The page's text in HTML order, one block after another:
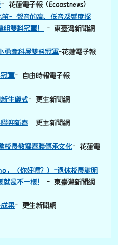
–花蓮電子報 (Ecoastnews)
–聲音的高、低音及響度探
雙料冠軍！
–東臺灣新聞網
勇奪科展雙料冠軍-花蓮電子報
軍–自由時報電子報
生儀式–更生新聞網
迎新春–更生新聞網
校長教寫春聯傳承文化–花蓮電
」（你好嗎？）-退休校長謝明
是不一樣！
–東臺灣新聞網
果–更生新聞網